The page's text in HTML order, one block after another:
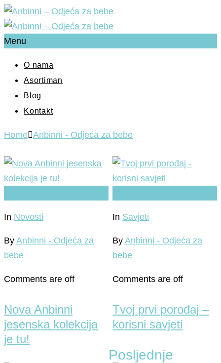
Menu
O nama
Asortiman
Blog
Kontakt
Home Anbinni - Odjeća za bebe
In Novosti
By Anbinni - Odjeća za
bebe
Comments are off
Nova Anbinni
jesenska kolekcija
je tu!
In Savjeti
ByAnbinni - Odjeća za
bebe
Comments are off
Tvoj prvi porođaj –
korisni savjeti
Posljednje